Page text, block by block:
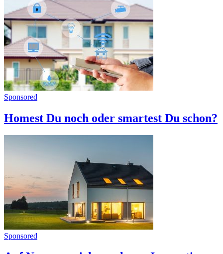
Sponsored
Homest Du noch oder smartest Du schon?
Sponsored